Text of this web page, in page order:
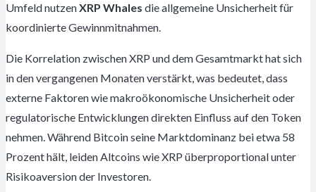
Umfeld nutzenXRP Whales die allgemeine Unsicherheit für
koordinierte Gewinnmitnahmen.
Die Korrelation zwischen XRP und dem Gesamtmarkt hat sich
in den vergangenen Monaten verstärkt, was bedeutet, dass
externe Faktoren wie makroökonomische Unsicherheit oder
regulatorische Entwicklungen direkten Einfluss auf den Token
nehmen. Während Bitcoin seine Marktdominanz bei etwa 58
Prozent hält, leiden Altcoins wie XRP überproportional unter
Risikoaversion der Investoren.